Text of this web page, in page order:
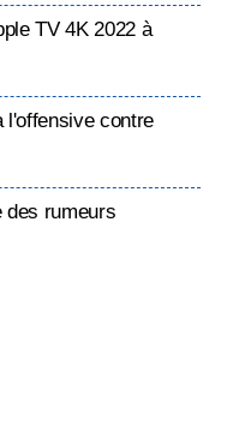
TV 4K 2022 à
l'offensive contre
des rumeurs